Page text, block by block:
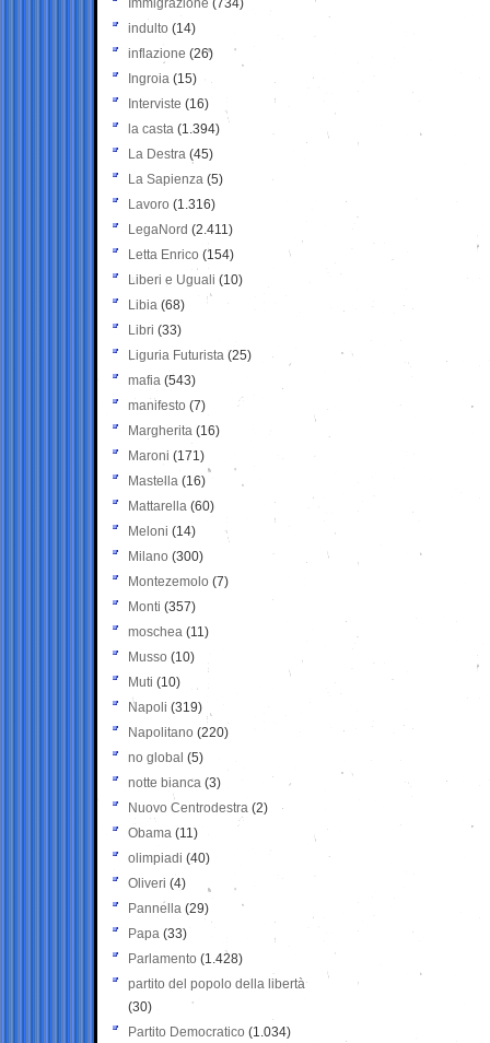
Immigrazione (734)
indulto (14)
inflazione (26)
Ingroia (15)
Interviste (16)
la casta (1.394)
La Destra (45)
La Sapienza (5)
Lavoro (1.316)
LegaNord (2.411)
Letta Enrico (154)
Liberi e Uguali (10)
Libia (68)
Libri (33)
Liguria Futurista (25)
mafia (543)
manifesto (7)
Margherita (16)
Maroni (171)
Mastella (16)
Mattarella (60)
Meloni (14)
Milano (300)
Montezemolo (7)
Monti (357)
moschea (11)
Musso (10)
Muti (10)
Napoli (319)
Napolitano (220)
no global (5)
notte bianca (3)
Nuovo Centrodestra (2)
Obama (11)
olimpiadi (40)
Oliveri (4)
Pannella (29)
Papa (33)
Parlamento (1.428)
partito del popolo della libertà
(30)
Partito Democratico (1.034)